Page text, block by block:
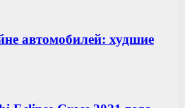
автомобилей: худшие